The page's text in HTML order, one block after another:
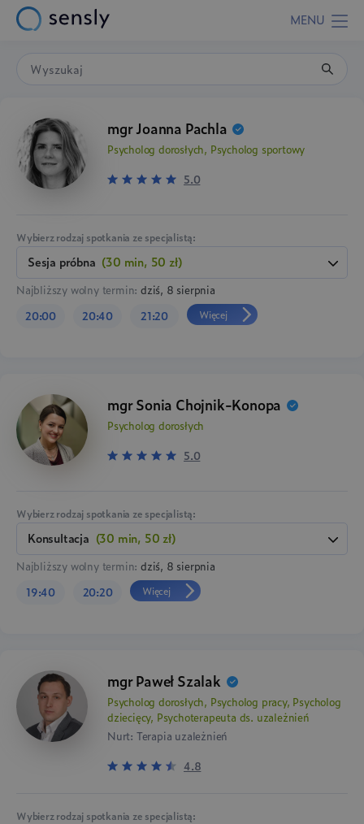
MENU
mgr Joanna Pachla
Psycholog dorosłych, Psycholog sportowy
5.0
Wybierz rodzaj spotkania ze specjalistą:
Sesja próbna (30 min, 50 zł)
Najbliższy wolny termin:dziś, 8 sierpnia
20:00
20:40 21:20 Więcej
mgr Sonia Chojnik-Konopa
Psycholog dorosłych
5.0
Wybierz rodzaj spotkania ze specjalistą:
konsultacja (30 min, 50 zł)
Najbliższy wolny termin:dziś, 8 sierpnia
19:40
20:20 Więcej
mgr Paweł Szalak
Psycholog dorosłych, Psycholog pracy, Psycholog
dziecięcy, Psychoterapeuta ds. uzależnień
Nurt: Terapia uzależnień
4.8
Wybierz rodzaj spotkania ze specjalistą: